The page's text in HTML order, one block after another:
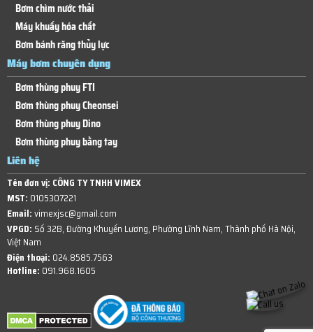
Bơm chìm nước thải
Máy khuấy hóa chất
Bơm bánh răng thủy lực
Máy bơm chuyên dụng
Bơm thùng phuy FTI
Bơm thùng phuy Cheonsei
Bơm thùng phuy Dino
Bơm thùng phuy bằng tay
Liên hệ
Tên đơn vị: CÔNG TY TNHH VIMEX
MST: 0105307221
Email:vimexjsc@gmail.com
VPGD: Số 32B, Đường Khuyến Lương, Phường Lĩnh Nam, Thành phố Hà Nội,
Việt Nam
Điện thoại: 024.8585.7563
Hotline: 091.968.1605